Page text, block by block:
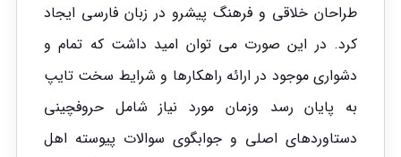
طراحان خلاقی و فرهنگ پیشرو در زبان فارسی ایجاد
کرد. در این صورت می توان امید داشت که تمام و
دشواری موجود در ارائه راهکارها و شرایط سخت تایپ
به پایان رسد وزمان مورد نیاز شامل حروفچینی
دستاوردهای اصلی و جوابگوی سوالات پیوسته اهل